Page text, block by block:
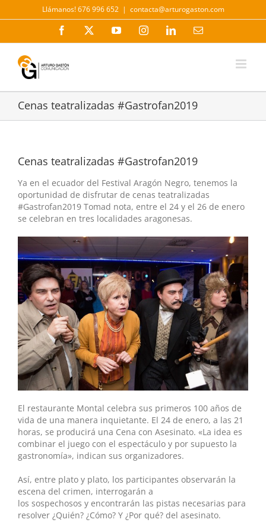
al
Llámanos! 676 996 652 | contacta@arturogaston.com
Facebook YouTubeInstagramLinkedInCorreo
Cenas teatralizadas #Gastrofan2019
Cenas teatralizadas #Gastrofan2019
Ya en el ecuador del Festival Aragón Negro, tenemos la
oportunidad de disfrutar de cenas teatralizadas
#Gastrofan2019 Tomad nota, entre el 24 y el 26 de enero
se celebran en tres localidades aragonesas.
El restaurante Montal celebra sus primeros 100 años de
vida de una manera inquietante. El 24 de enero, a las 21
horas, se producirá una Cena con Asesinato. «La idea es
combinar el juego con el espectáculo y por supuesto la
gastronomía», indican sus organizadores.
Así, entre plato y plato, los participantes observarán la
escena del crimen, interrogarán a
los sospechosos y encontrarán las pistas necesarias para
resolver ¿Quién? ¿Cómo? Y ¿Por qué? del asesinato.